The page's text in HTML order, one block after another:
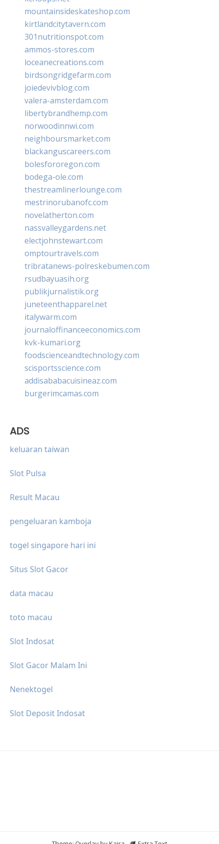
mountainsideskateshop.com
kirtlandcitytavern.com
301nutritionspot.com
ammos-stores.com
loceanecreations.com
birdsongridgefarm.com
joiedevivblog.com
valera-amsterdam.com
libertybrandhemp.com
norwoodinnwi.com
neighboursmarket.com
blackanguscareers.com
bolesfororegon.com
bodega-ole.com
thestreamlinerlounge.com
mestrinorubanofc.com
novelatherton.com
nassvalleygardens.net
electjohnstewart.com
omptourtravels.com
tribratanews-polreskebumen.com
rsudbayuasih.org
publikjurnalistik.org
juneteenthapparel.net
italywarm.com
journaloffinanceeconomics.com
kvk-kumari.org
foodscienceandtechnology.com
scisportsscience.com
addisababacuisineaz.com
burgerimcamas.com
ADS
keluaran taiwan
Slot Pulsa
Result Macau
pengeluaran kamboja
togel singapore hari ini
Situs Slot Gacor
data macau
toto macau
Slot Indosat
Slot Gacor Malam Ini
Nenektogel
Slot Deposit Indosat